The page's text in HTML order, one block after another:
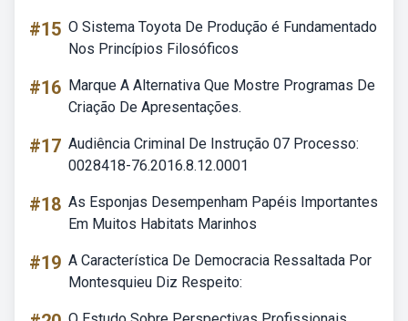
#15 O Sistema Toyota De Produção é Fundamentado
Nos Princípios Filosóficos
#16 Marque A Alternativa Que Mostre Programas De
Criação De Apresentações.
#17 Audiência Criminal De Instrução 07 Processo:
0028418-76.2016.8.12.0001
#18 As Esponjas Desempenham Papéis Importantes
Em Muitos Habitats Marinhos
#19 A Característica De Democracia Ressaltada Por
Montesquieu Diz Respeito: